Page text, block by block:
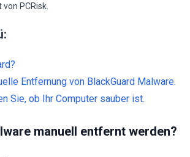
PCRisk.
Entfernung von BlackGuard Malware.
Sie, ob Ihr Computer sauber ist.
manuell entfernt werden?